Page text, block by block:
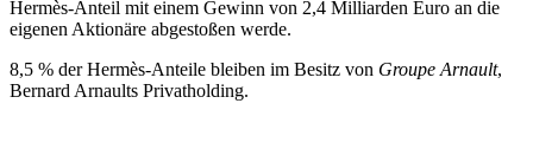
Hermès-Anteil mit einem Gewinn von 2,4 Milliarden Euro an die
eigenen Aktionäre abgestoßen werde.
8,5 % der Hermès-Anteile bleiben im Besitz von Groupe Arnault,
Bernard Arnaults Privatholding.